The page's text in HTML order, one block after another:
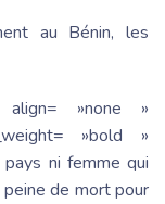
au Bénin, les
align= »none »
»bold »
ni femme qui
de mort pour